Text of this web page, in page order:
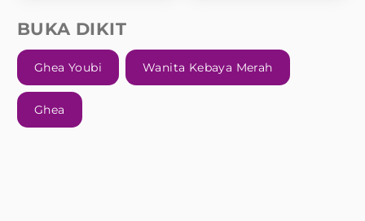
BUKA DIKIT
Ghea Youbi Wanita Kebaya Merah
Ghea